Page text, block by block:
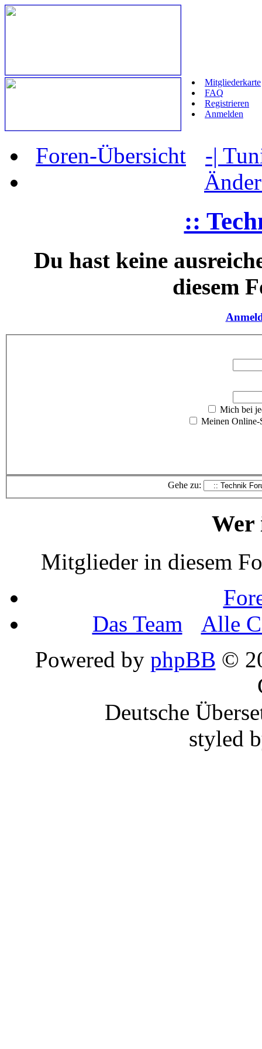
Mitgliederkarte
FAQ
Registrieren
Anmelden
Foren-Übersicht
-|
::
Du hast keine
diesem
Mich bei
Meinen Online-
Gehe zu:
Wer
Mitglieder in diesem
Das Team
Alle
Powered by phpBB ©
Deutsche
styled